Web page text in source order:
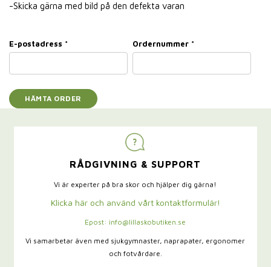
-Skicka gärna med bild på den defekta varan
E-postadress * Ordernummer *
HÄMTA ORDER
RÅDGIVNING & SUPPORT
Vi är experter på bra skor och hjälper dig gärna!
Klicka här och använd vårt kontaktformulär!
Epost: info@lillaskobutiken.se
Vi samarbetar även med sjukgymnaster, naprapater, ergonomer
och fotvårdare.